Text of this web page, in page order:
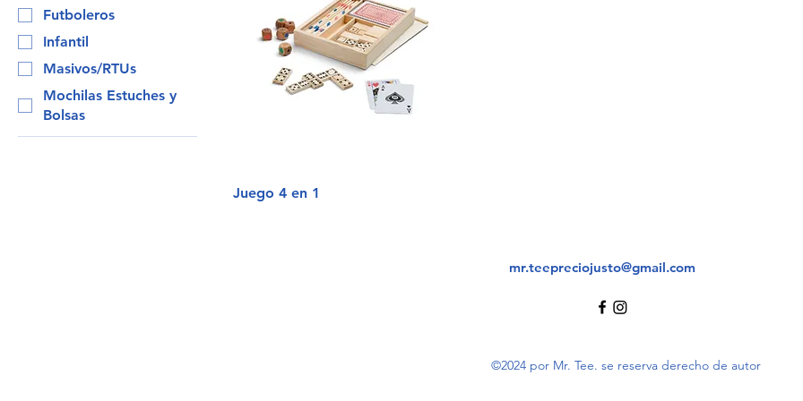
Futboleros
Infantil
Masivos/RTUs
Mochilas Estuches y
Bolsas
Juego 4 en 1
mr.teepreciojusto@gmail.com
©2024 por Mr. Tee. se reserva derecho de autor